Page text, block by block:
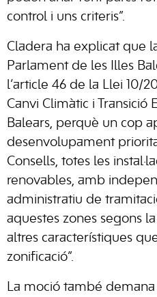
control i uns criteris”.
Cladera ha explicat que
Parlament de les Illes
l’article 46 de la Llei 10/
Canvi Climàtic i Transició
Balears, perquè un cop
desenvolupament
Consells, totes les
renovables, amb
administratiu de
aquestes zones segons
altres característiques
zonificació”.
La moció també